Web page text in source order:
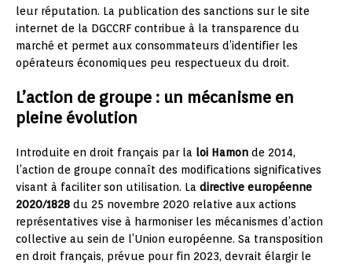
leur réputation. La publication des sanctions sur le site
internet de la DGCCRF contribue à la transparence du
marché et permet aux consommateurs d’identifier les
opérateurs économiques peu respectueux du droit.
L’action de groupe : un mécanisme en
pleine évolution
Introduite en droit français par la loi Hamon de 2014,
l’action de groupe connaît des modifications significatives
visant à faciliter son utilisation. La directive européenne
2020/1828 du 25 novembre 2020 relative aux actions
représentatives vise à harmoniser les mécanismes d’action
collective au sein de l’Union européenne. Sa transposition
en droit français, prévue pour fin 2023, devrait élargir le